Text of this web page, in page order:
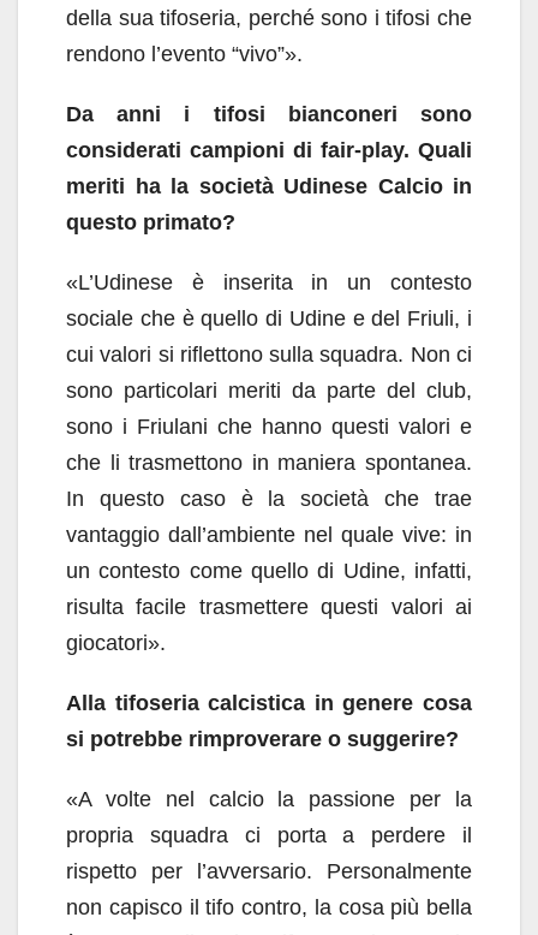
della sua tifoseria, perché sono i tifosi che
rendono l’evento “vivo”».
Da anni i tifosi bianconeri sono
considerati campioni di fair-play. Quali
meriti ha la società Udinese Calcio in
questo primato?
«L’Udinese è inserita in un contesto
sociale che è quello di Udine e del Friuli, i
cui valori si riflettono sulla squadra. Non ci
sono particolari meriti da parte del club,
sono i Friulani che hanno questi valori e
che li trasmettono in maniera spontanea.
In questo caso è la società che trae
vantaggio dall’ambiente nel quale vive: in
un contesto come quello di Udine, infatti,
risulta facile trasmettere questi valori ai
giocatori».
Alla tifoseria calcistica in genere cosa
si potrebbe rimproverare o suggerire?
«A volte nel calcio la passione per la
propria squadra ci porta a perdere il
rispetto per l’avversario. Personalmente
non capisco il tifo contro, la cosa più bella